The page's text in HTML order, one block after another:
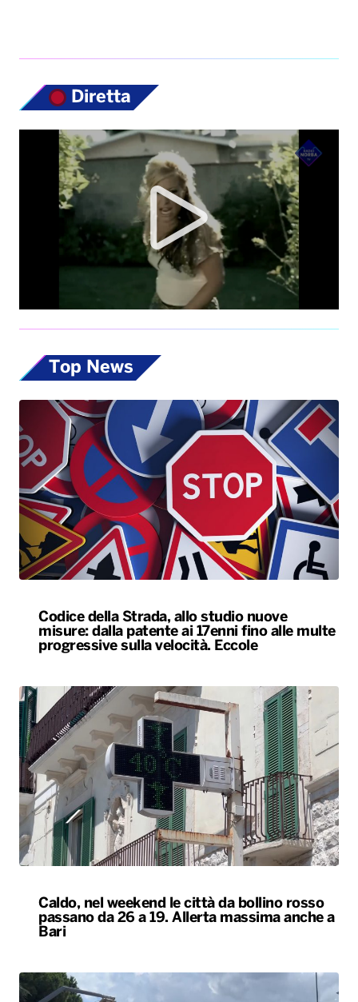
Diretta
Top News
Codice della Strada, allo studio nuove
misure: dalla patente ai 17enni fino alle multe
progressive sulla velocità. Eccole
Caldo, nel weekend le città da bollino rosso
passano da 26 a 19. Allerta massima anche a
Bari